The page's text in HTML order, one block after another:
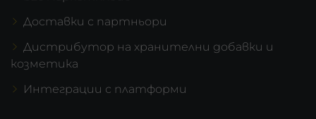
Доставки с партньори
Дистрибутор на хранителни добавки и
козметика
Интеграции с платформи